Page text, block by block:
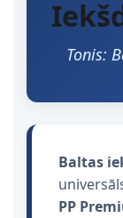
Tonis:
Baltas
PP